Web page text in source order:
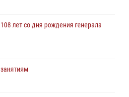
лет со дня рождения генерала